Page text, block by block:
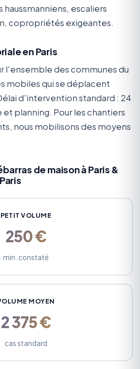
escaliers
copropriétés exigeantes.
en Paris
l'ensemble des communes du
mobiles qui se déplacent
d'intervention standard : 24
et planning. Pour les chantiers
nous mobilisons des moyens
de maison à Paris &
PETIT VOLUME
250 €
min. constaté
MOYEN
2 375 €
cas standard